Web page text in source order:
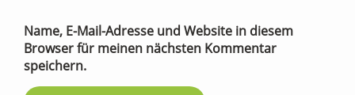
Name, E-Mail-Adresse und Website in diesem
Browser für meinen nächsten Kommentar
speichern.